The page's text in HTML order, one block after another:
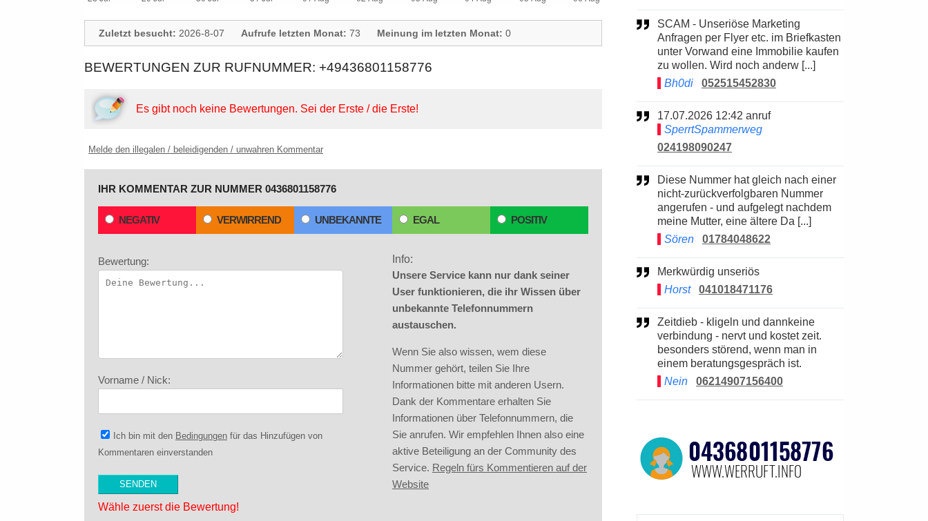
Zuletzt besucht: 2026-8-07 Aufrufe letzten Monat: 73 Meinung im letzten Monat: 0
BEWERTUNGEN ZUR RUFNUMMER: +49436801158776
Es gibt noch keine Bewertungen. Sei der Erste / die Erste!
Melde den illegalen / beleidigenden / unwahren Kommentar
IHR KOMMENTAR ZUR NUMMER 0436801158776
NEGATIV VERWIRREND UNBEKANNTE EGAL POSITIV
Bewertung:
Vorname / Nick:
Ich bin mit den Bedingungen für das Hinzufügen von
Kommentaren einverstanden
Wähle zuerst die Bewertung!
Info:
Unsere Service kann nur dank seiner
User funktionieren, die ihr Wissen über
unbekannte Telefonnummern
austauschen.
Wenn Sie also wissen, wem diese
Nummer gehört, teilen Sie Ihre
Informationen bitte mit anderen Usern.
Dank der Kommentare erhalten Sie
Informationen über Telefonnummern, die
Sie anrufen. Wir empfehlen Ihnen also eine
aktive Beteiligung an der Community des
Service. Regeln fürs Kommentieren auf der
Website
SCAM - Unseriöse Marketing
Anfragen per Flyer etc. im Briefkasten
unter Vorwand eine Immobilie kaufen
zu wollen. Wird noch anderw [...]
Bh0di
052515452830
17.07.2026 12:42 anruf
SperrtSpammerweg
024198090247
Diese Nummer hat gleich nach einer
nicht-zurückverfolgbaren Nummer
angerufen - und aufgelegt nachdem
meine Mutter, eine ältere Da [...]
Sören
01784048622
Merkwürdig unseriös
Horst
041018471176
Zeitdieb - kligeln und dannkeine
verbindung - nervt und kostet zeit.
besonders störend, wenn man in
einem beratungsgespräch ist.
Nein
06214907156400